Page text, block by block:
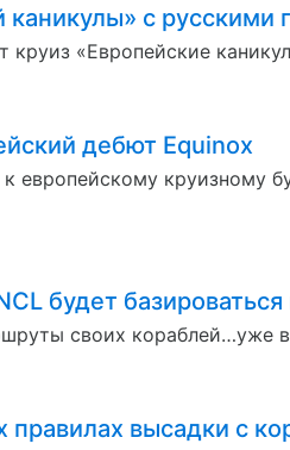
каникулы» с русскими
круиз «Европейские
дебют Equinox
европейскому круизному
будет базироваться
своих кораблей…уже
высадки с